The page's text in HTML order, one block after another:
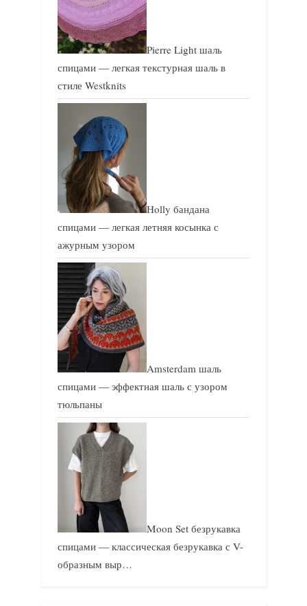
Pierre Light шаль
спицами — легкая текстурная шаль в
стиле Westknits
Holly бандана
спицами — легкая летняя косынка с
ажурным узором
Amsterdam шаль
спицами — эффектная шаль с узором
тюльпаны
Moon Set безрукавка
спицами — классическая безрукавка с V-
образным выр…